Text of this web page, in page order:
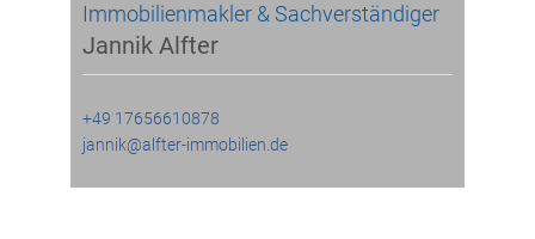
Immobilienmakler & Sachverständiger
Jannik Alfter
+49 17656610878
jannik@alfter-immobilien.de